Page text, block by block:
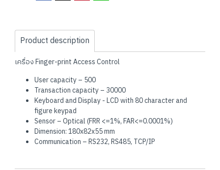
Product description
เครื่อง Finger-print Access Control
User capacity – 500
Transaction capacity – 30000
Keyboard and Display - LCD with 80 character and
figure keypad
Sensor – Optical (FRR <=1%, FAR<=0.0001%)
Dimension: 180x82x55 mm
Communication – RS232, RS485, TCP/IP